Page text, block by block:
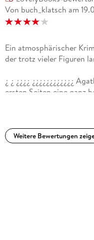
Von buch_klatsch am
Ein atmosphärischer
der trotz vieler Figuren
¿ ¿ ¿¿¿¿ ¿¿¿¿¿¿¿¿¿¿¿¿
ersten Seiten eine ganz
genau das ist typisch
zufällig in der
Weitere Bewertungen